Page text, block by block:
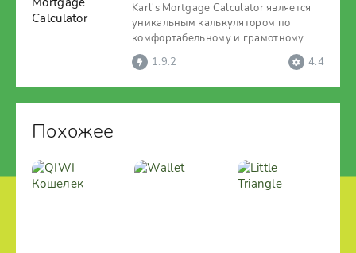
Karl's Mortgage Calculator является
уникальным калькулятором по
комфортабельному и грамотному
расчету платежей по
1.9.2 4.4
Похожее